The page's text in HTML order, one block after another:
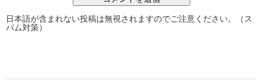
日本語が含まれない投稿は無視されますのでご注意ください。（ス
パム対策）